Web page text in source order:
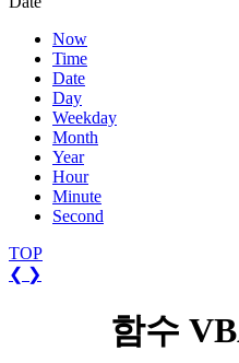
Now
Time
Date
Day
Weekday
Month
Year
Hour
Minute
Second
TOP
❮ ❯
함수